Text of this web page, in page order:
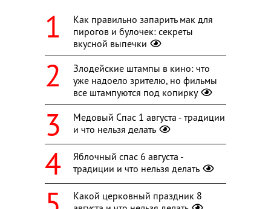
Как правильно запарить мак для
пирогов и булочек: секреты
вкусной выпечки
Злодейские штампы в кино: что
уже надоело зрителю, но фильмы
все штампуются под копирку
Медовый Спас 1 августа - традиции
и что нельзя делать
Яблочный спас 6 августа -
традиции и что нельзя делать
Какой церковный праздник 8